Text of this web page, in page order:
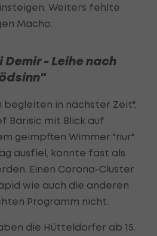
Weiters fehlte
Macho.
- Leihe nach
begleiten in nächster Zeit",
Barisic mit Blick auf
geimpften Wimmer "nur"
ausfiel, konnte fast als
Einen Corona-Cluster
wie auch die anderen
Programm nicht.
die Hütteldorfer ab 15.